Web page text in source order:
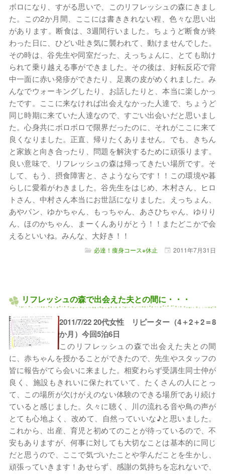
ボロになり、すがる思いで、このリフレッシュの森にきまし
た。この2か月間、ここには書ききれない程、色々な思い出
があります。断食は、3週間行いました。ちょうど断食が終
わった日に、ひどい吐き気に襲われて、動けませんでした。
その時は、谷先生や同室だった、えっちょんに、とても助け
られて乗り越える事ができました。その後は、好転反応で背
中一面に赤い発疹ができたり、足裏の皮がめくれました。み
んなでウォーキングしたり、お話したりと、本当に楽しかっ
たです。ここに来なければ出会えなかった人達で、ちょうど
同じ時期に来ていた人達なので、すごい出会いだと思いまし
た。心身共にボロボロで限界だったのに、それがここに来て
良くなりました。正直、帰りたくありません。でも、きちん
と家族と向き合ったり、問題を解決するために頑張ります。
良い意味で、リフレッシュの森は帰ってきたい場所です。そ
して、もう、摂食障害と、さようならです！！この環境や暮
らしに愛着がわきました。谷先生をはじめ、木村さん、ヒロ
トさん、中村さん本当にお世話になりました。えっちょん、
あやパン、ゆかちゃん、もっちゃん、あさひちゃん、ゆりり
ん、ほのかちゃん、まーくんありがとう！！またどこかで会
えるといいね。みんな、大好き！！
必達！痩身コース※休止 2011年7月31日
リフレッシュの森で出会えた夫との間に・・・
2011/7/22 20代女性 リピーター（4＋2＋2＝8
か月）今回5泊6日
このリフレッシュの森で出会えた夫との間
に、赤ちゃんを授かることができたので、先生やスタッフの
皆に報告がてら会いに来ました。相変わらず受講生同士仲が
良く、施設もきれいに保たれていて、たくさんの人にとっ
て、この場所が欠けがえのない体験のできる場所であり続け
ていると感じました。久々に聴く、川の流れる音や鳥の声が
とても心地よく、改めて、自然っていいな♪と思いました。
これから、出産、育児と初めてのことが待っているので、不
安もありますが、何事に対しても大切なことは基本的に同じ
だと思うので、ここで気づいたことや学んだことを生かし、
頑張っていきます！あせらず、感謝の気持ちを忘れないで、